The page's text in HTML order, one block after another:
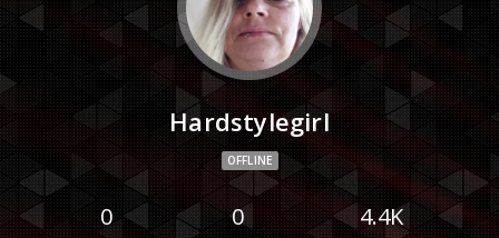
Hardstylegirl
OFFLINE
0 0 4.4K